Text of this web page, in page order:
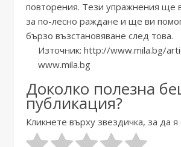
повторения. Тези упражнения ще
за по-лесно раждане и ще ви
бързо възстановяване след това.
Източник: http://www.mila.bg/
www.mila.bg
Доколко полезна
публикация?
Кликнете върху звездичка, за да